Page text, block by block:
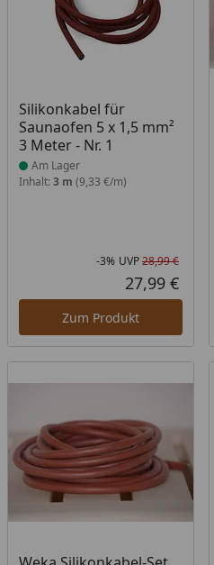
Silikonkabel für
Saunaofen 5 x 1,5 mm²
3 Meter - Nr. 1
Produkt am Lager
Am Lager
Inhalt: 3 m (9,33 €/m)
-3% UVP28,99 €
27,99 €
Zum Produkt
Produkt am Lager